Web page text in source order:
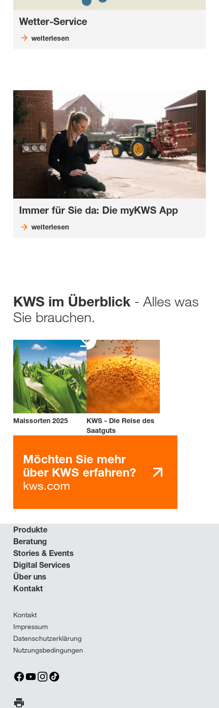
Wetter-Service
weiterlesen
Immer für Sie da: Die myKWS App
weiterlesen
KWS im Überblick - Alles was
Sie brauchen.
Maissorten 2025
KWS - Die Reise des
Saatguts
Möchten Sie mehr
über KWS erfahren?
kws.com
Produkte
Beratung
Stories & Events
Digital Services
Über uns
Kontakt
Kontakt
Impressum
Datenschutzerklärung
Nutzungsbedingungen
Seite ausdrucken